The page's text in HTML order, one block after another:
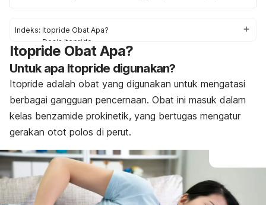
Indeks: Itopride Obat Apa?
Dosis Itopride
Efek samping Itopride
Peringatan dan Perhatian Obat Itopride
Interaksi Obat Itopride
Overdosis Itopride
Itopride Obat Apa?
Untuk apa Itopride digunakan?
Itopride adalah obat yang digunakan untuk mengatasi
berbagai gangguan pencernaan. Obat ini masuk dalam
kelas benzamide prokinetik, yang bertugas mengatur
gerakan otot polos di perut.